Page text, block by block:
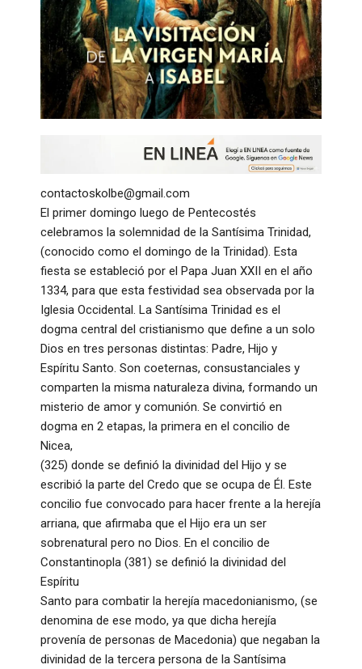
contactoskolbe@gmail.com
El primer domingo luego de Pentecostés
celebramos la solemnidad de la Santísima Trinidad,
(conocido como el domingo de la Trinidad). Esta
fiesta se estableció por el Papa Juan XXII en el año
1334, para que esta festividad sea observada por la
Iglesia Occidental. La Santísima Trinidad es el
dogma central del cristianismo que define a un solo
Dios en tres personas distintas: Padre, Hijo y
Espíritu Santo. Son coeternas, consustanciales y
comparten la misma naturaleza divina, formando un
misterio de amor y comunión. Se convirtió en
dogma en 2 etapas, la primera en el concilio de
Nicea,
(325) donde se definió la divinidad del Hijo y se
escribió la parte del Credo que se ocupa de Él. Este
concilio fue convocado para hacer frente a la herejía
arriana, que afirmaba que el Hijo era un ser
sobrenatural pero no Dios. En el concilio de
Constantinopla (381) se definió la divinidad del
Espíritu
Santo para combatir la herejía macedonianismo, (se
denomina de ese modo, ya que dicha herejía
provenía de personas de Macedonia) que negaban la
divinidad de la tercera persona de la Santísima